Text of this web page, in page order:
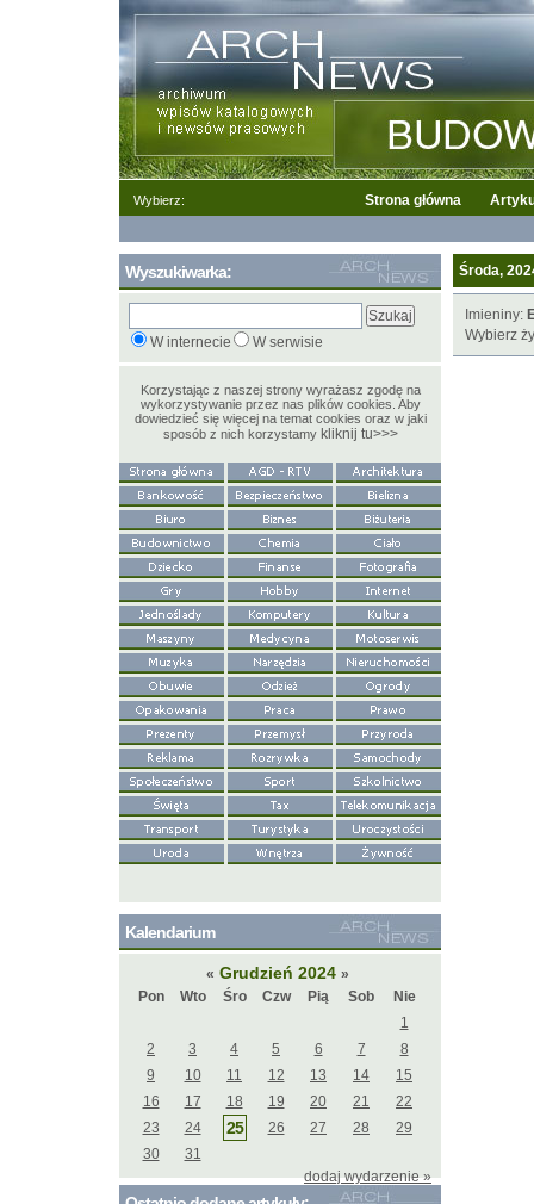
Wybierz: Strona główna
Środa,
Imieniny:
Wybierz
Wyszukiwarka:
W internecie W serwisie
Korzystając z naszej strony wyrażasz zgodę na
wykorzystywanie przez nas plików cookies. Aby
dowiedzieć się więcej na temat cookies oraz w jaki
sposób z nich korzystamy kliknij tu>>>
Kalendarium
« Grudzień 2024 »
Pon
Wto Śro Czw Pią Sob
Nie
1
2
3 4 5 6 7
8
9
10 11 12 13 14
15
16
17 18 19 20 21
22
23
24 25 26 27 28
29
30
31
dodaj wydarzenie »